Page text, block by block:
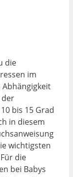
die
im
der
bis 15 Grad
in diesem
wichtigsten
die
bei Babys